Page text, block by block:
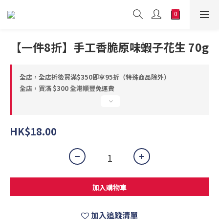
【一件8折】手工香脆原味蝦子花生 70g
全店，全店折後買滿$350即享95折（特殊商品除外）
全店，買滿 $300 全港順豐免運費
HK$18.00
加入購物車
加入追蹤清單